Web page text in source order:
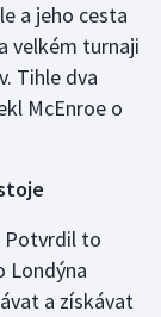
a jeho cesta
velkém turnaji
Tihle dva
McEnroe o
Potvrdil to
Londýna
a získávat